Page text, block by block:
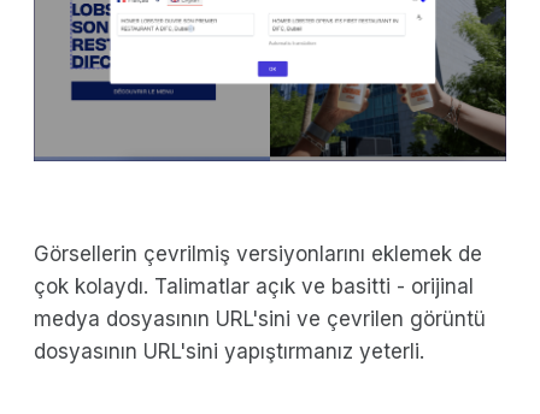
Görsellerin çevrilmiş versiyonlarını eklemek de
çok kolaydı. Talimatlar açık ve basitti - orijinal
medya dosyasının URL'sini ve çevrilen görüntü
dosyasının URL'sini yapıştırmanız yeterli.